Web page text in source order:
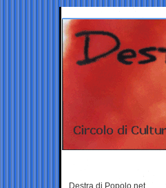
Destra di Popolo.net